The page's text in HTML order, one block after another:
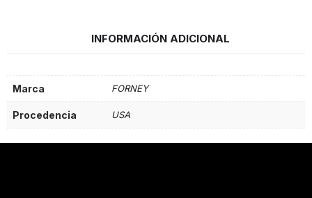
INFORMACIÓN ADICIONAL
Marca FORNEY
Procedencia USA